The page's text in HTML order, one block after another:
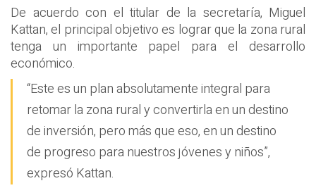
De acuerdo con el titular de la secretaría, Miguel
Kattan, el principal objetivo es lograr que la zona rural
tenga un importante papel para el desarrollo
económico.
“Este es un plan absolutamente integral para
retomar la zona rural y convertirla en un destino
de inversión, pero más que eso, en un destino
de progreso para nuestros jóvenes y niños”,
expresó Kattan.